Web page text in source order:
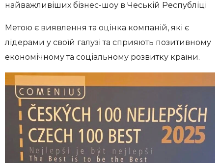
найважливіших бізнес-шоу в Чеській Республіці
Метою є виявлення та оцінка компаній, які є
лідерами у своїй галузі та сприяють позитивному
економічному та соціальному розвитку країни.